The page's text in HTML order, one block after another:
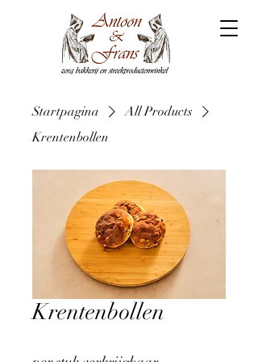
Startpagina
All Products
Krentenbollen
Krentenbollen